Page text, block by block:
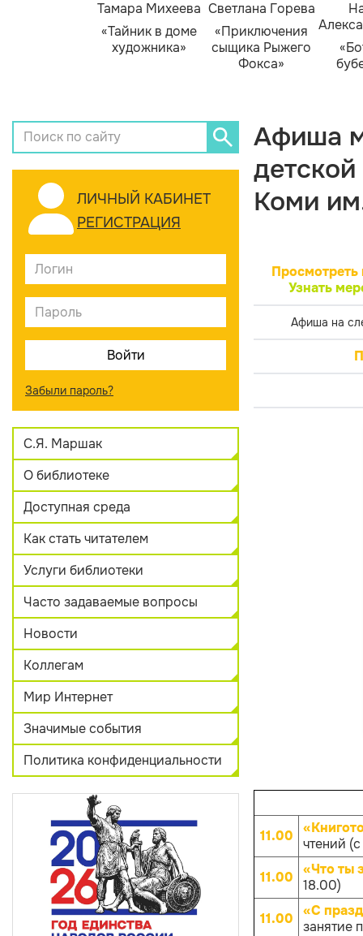
Тамара Михеева
«Тайник в доме
художника»
Светлана Горева
«Приключения
сыщика Рыжего
Фокса»
ЛИЧНЫЙ КАБИНЕТ
РЕГИСТРАЦИЯ
Забыли пароль?
С.Я. Маршак
О библиотеке
Доступная среда
Как стать читателем
Услуги библиотеки
Часто задаваемые вопросы
Новости
Коллегам
Мир Интернет
Значимые события
Политика конфиденциальности
Афиша
Коми
Просмотреть
Узнать
Афиша на
11.00
чтений
11.00
«Что ты
18.00)
11.00
«С
занятие